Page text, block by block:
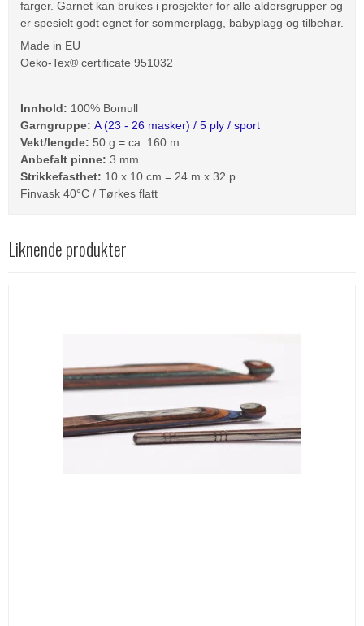
farger. Garnet kan brukes i prosjekter for alle aldersgrupper og
er spesielt godt egnet for sommerplagg, babyplagg og tilbehør.
Made in EU
Oeko-Tex® certificate 951032
Innhold: 100% Bomull
Garngruppe: A (23 - 26 masker) / 5 ply / sport
Vekt/lengde: 50 g = ca. 160 m
Anbefalt pinne: 3 mm
Strikkefasthet: 10 x 10 cm = 24 m x 32 p
Finvask 40°C / Tørkes flatt
Liknende produkter